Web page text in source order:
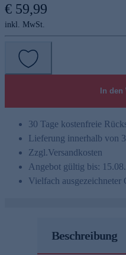
€ 59,99
inkl. MwSt.
In
30 Tage kostenfreie
Lieferung innerhalb von
Zzgl.Versandkosten
Angebot gültig bis:
Vielfach ausgezeichneter
Beschreibung